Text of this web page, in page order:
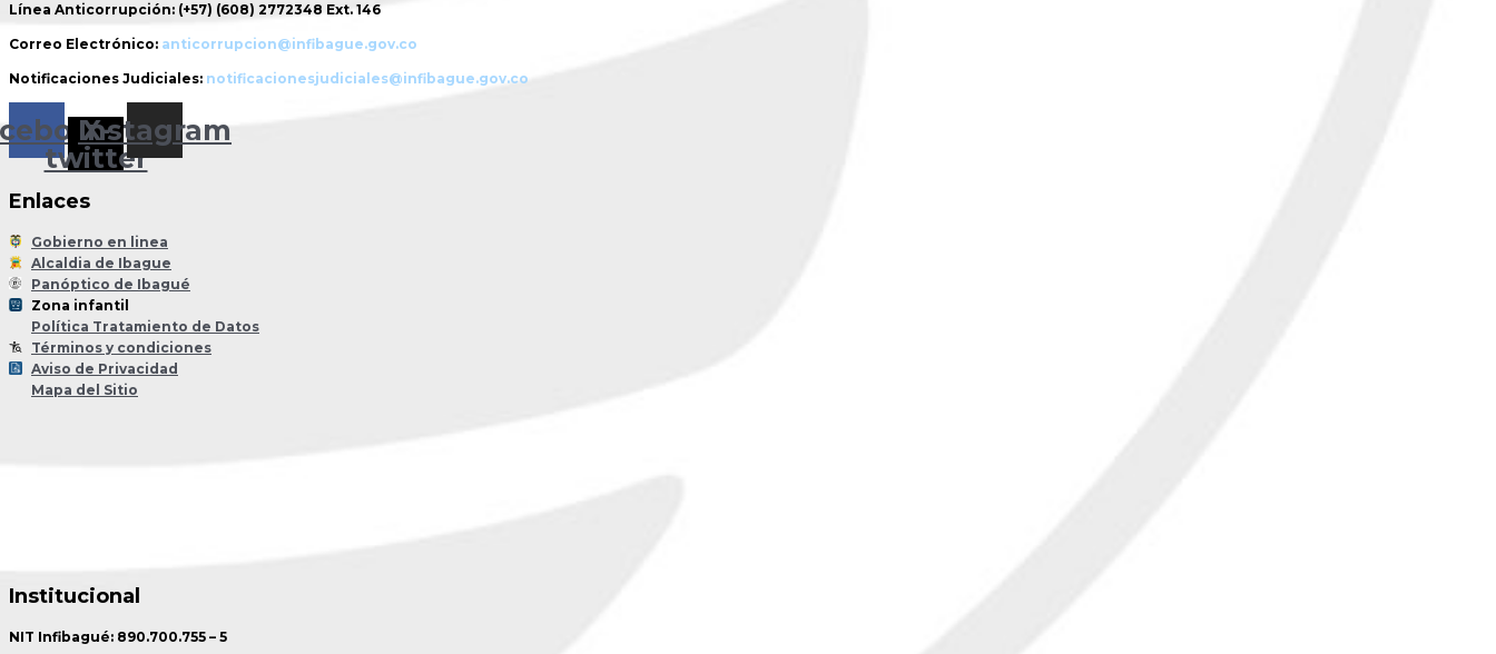
Línea Anticorrupción: (+57) (608) 2772348 Ext. 146
Correo Electrónico: anticorrupcion@infibague.gov.co
Notificaciones Judiciales: notificacionesjudiciales@infibague.gov.co
X-
twitter
Instagram
Enlaces
Gobierno en linea
Alcaldia de Ibague
Panóptico de Ibagué
Zona infantil
Política Tratamiento de Datos
Términos y condiciones
Aviso de Privacidad
Mapa del Sitio
Institucional
NIT Infibagué: 890.700.755 – 5